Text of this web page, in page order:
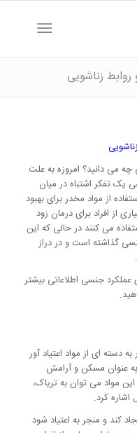
زناشویی
چه می دانید؟ امروزه به علت
تفکر اشتباه در میان
از مواد مخدر برای بهبود
از افراد برای درمان زود
می کنند در حالی که این
گذاشته است و در دراز
عملکرد جنسی اطلاعاتی بیشتر
دسته ای از مواد اعتیاد آور
عنوان مسکن و آرامش
مواد می توان به تریاک،
اشاره کرد.
کند و منجر به اعتیاد شود